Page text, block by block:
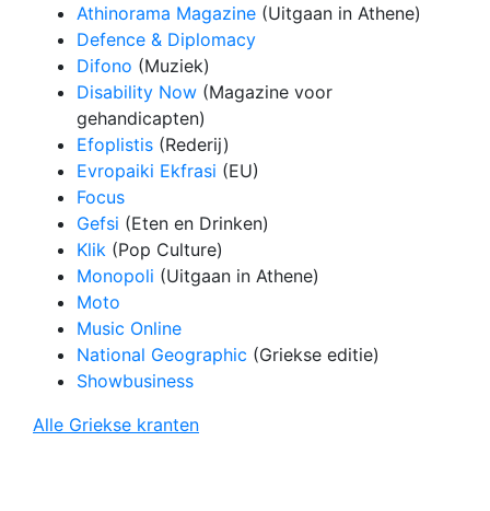
Athinorama Magazine (Uitgaan in Athene)
Defence & Diplomacy
Difono (Muziek)
Disability Now (Magazine voor
gehandicapten)
Efoplistis (Rederij)
Evropaiki Ekfrasi (EU)
Focus
Gefsi (Eten en Drinken)
Klik (Pop Culture)
Monopoli (Uitgaan in Athene)
Moto
Music Online
National Geographic (Griekse editie)
Showbusiness
Alle Griekse kranten